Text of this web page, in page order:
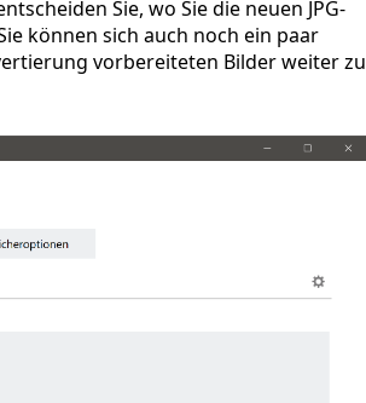
Sie, wo Sie die neuen JPG-
können sich auch noch ein paar
vorbereiteten Bilder weiter zu